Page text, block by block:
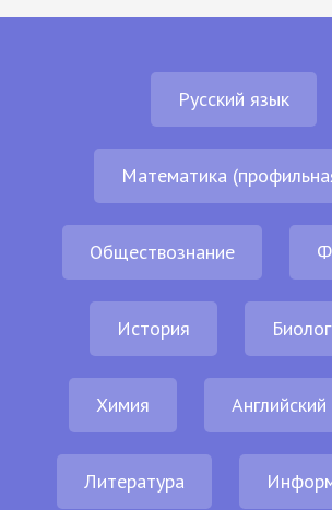
Русский язык
Математика
Обществознание
История
Химия
Литература